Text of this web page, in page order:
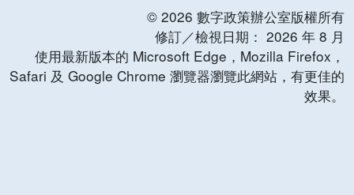
© 2026 數字政策辦公室版權所有
修訂／檢視日期： 2026 年 8 月
使用最新版本的 Microsoft Edge，Mozilla Firefox，
Safari 及 Google Chrome 瀏覽器瀏覽此網站，有更佳的
效果。